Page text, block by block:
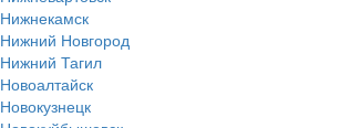
Нижнекамск
Нижний Новгород
Нижний Тагил
Новоалтайск
Новокузнецк